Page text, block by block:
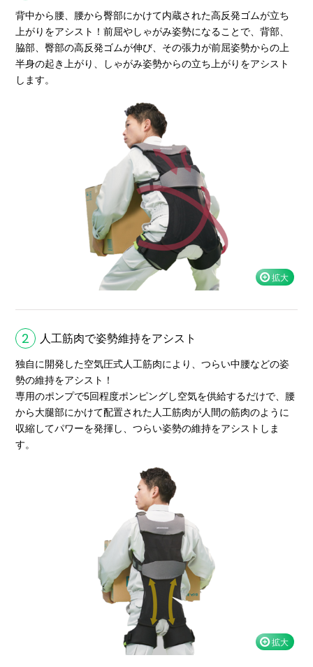
背中から腰、腰から臀部にかけて内蔵された高反発ゴムが立ち
上がりをアシスト！前屈やしゃがみ姿勢になることで、背部、
脇部、臀部の高反発ゴムが伸び、その張力が前屈姿勢からの上
半身の起き上がり、しゃがみ姿勢からの立ち上がりをアシスト
します。
2 人工筋肉で姿勢維持をアシスト
独自に開発した空気圧式人工筋肉により、つらい中腰などの姿
勢の維持をアシスト！
専用のポンプで5回程度ポンピングし空気を供給するだけで、腰
から大腿部にかけて配置された人工筋肉が人間の筋肉のように
収縮してパワーを発揮し、つらい姿勢の維持をアシストしま
す。